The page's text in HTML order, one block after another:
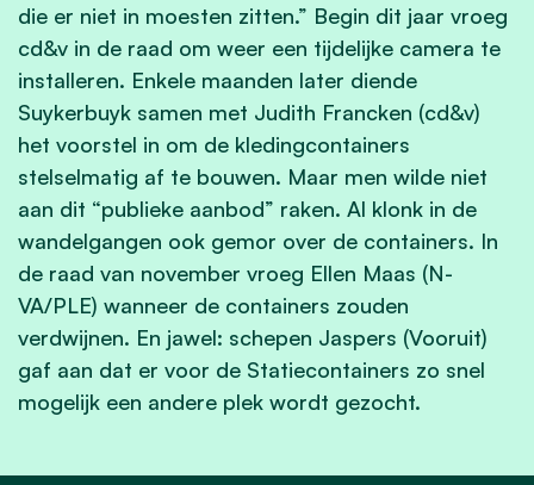
die er niet in moesten zitten.” Begin dit jaar vroeg
cd&v in de raad om weer een tijdelijke camera te
installeren. Enkele maanden later diende
Suykerbuyk samen met Judith Francken (cd&v)
het voorstel in om de kledingcontainers
stelselmatig af te bouwen. Maar men wilde niet
aan dit “publieke aanbod” raken. Al klonk in de
wandelgangen ook gemor over de containers. In
de raad van november vroeg Ellen Maas (N-
VA/PLE) wanneer de containers zouden
verdwijnen. En jawel: schepen Jaspers (Vooruit)
gaf aan dat er voor de Statiecontainers zo snel
mogelijk een andere plek wordt gezocht.